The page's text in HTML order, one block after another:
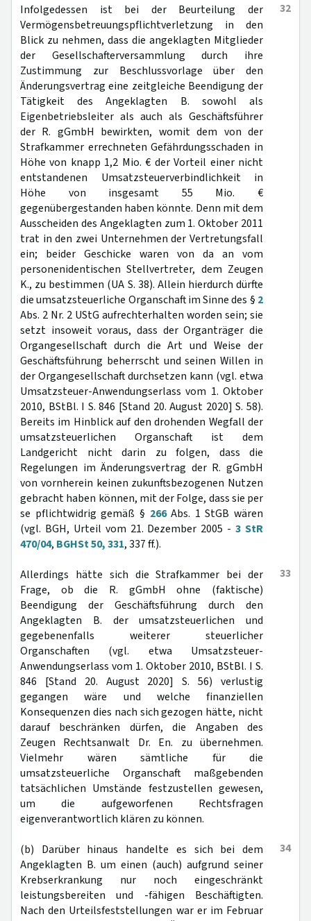
32
Infolgedessen ist bei der Beurteilung der
Vermögensbetreuungspflichtverletzung in den
Blick zu nehmen, dass die angeklagten Mitglieder
der Gesellschafterversammlung durch ihre
Zustimmung zur Beschlussvorlage über den
Änderungsvertrag eine zeitgleiche Beendigung der
Tätigkeit des Angeklagten B. sowohl als
Eigenbetriebsleiter als auch als Geschäftsführer
der R. gGmbH bewirkten, womit dem von der
Strafkammer errechneten Gefährdungsschaden in
Höhe von knapp 1,2 Mio. € der Vorteil einer nicht
entstandenen Umsatzsteuerverbindlichkeit in
Höhe von insgesamt 55 Mio. €
gegenübergestanden haben könnte. Denn mit dem
Ausscheiden des Angeklagten zum 1. Oktober 2011
trat in den zwei Unternehmen der Vertretungsfall
ein; beider Geschicke waren von da an vom
personenidentischen Stellvertreter, dem Zeugen
K., zu bestimmen (UA S. 38). Allein hierdurch dürfte
die umsatzsteuerliche Organschaft im Sinne des § 2
Abs. 2 Nr. 2 UStG aufrechterhalten worden sein; sie
setzt insoweit voraus, dass der Organträger die
Organgesellschaft durch die Art und Weise der
Geschäftsführung beherrscht und seinen Willen in
der Organgesellschaft durchsetzen kann (vgl. etwa
Umsatzsteuer-Anwendungserlass vom 1. Oktober
2010, BStBl. I S. 846 [Stand 20. August 2020] S. 58).
Bereits im Hinblick auf den drohenden Wegfall der
umsatzsteuerlichen Organschaft ist dem
Landgericht nicht darin zu folgen, dass die
Regelungen im Änderungsvertrag der R. gGmbH
von vornherein keinen zukunftsbezogenen Nutzen
gebracht haben können, mit der Folge, dass sie per
se pflichtwidrig gemäß § 266Abs. 1 StGB wären
(vgl. BGH, Urteil vom 21. Dezember 2005 -3 StR
470/04, BGHSt 50, 331, 337 ff.).
33
Allerdings hätte sich die Strafkammer bei der
Frage, ob die R. gGmbH ohne (faktische)
Beendigung der Geschäftsführung durch den
Angeklagten B. der umsatzsteuerlichen und
gegebenenfalls weiterer steuerlicher
Organschaften (vgl. etwa Umsatzsteuer-
Anwendungserlass vom 1. Oktober 2010, BStBl. I S.
846 [Stand 20. August 2020] S. 56) verlustig
gegangen wäre und welche finanziellen
Konsequenzen dies nach sich gezogen hätte, nicht
darauf beschränken dürfen, die Angaben des
Zeugen Rechtsanwalt Dr. En. zu übernehmen.
Vielmehr wären sämtliche für die
umsatzsteuerliche Organschaft maßgebenden
tatsächlichen Umstände festzustellen gewesen,
um die aufgeworfenen Rechtsfragen
eigenverantwortlich klären zu können.
34
(b) Darüber hinaus handelte es sich bei dem
Angeklagten B. um einen (auch) aufgrund seiner
Krebserkrankung nur noch eingeschränkt
leistungsbereiten und -fähigen Beschäftigten.
Nach den Urteilsfeststellungen war er im Februar